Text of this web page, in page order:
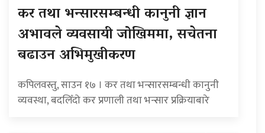
कर तथा भन्सारसम्बन्धी कानुनी ज्ञान
अभावले व्यवसायी जोखिममा, सचेतना
बढाउन अभिमुखीकरण
कपिलवस्तु, साउन १७ । कर तथा भन्सारसम्बन्धी कानुनी
व्यवस्था, बदलिँदो कर प्रणाली तथा भन्सार प्रक्रियाबारे